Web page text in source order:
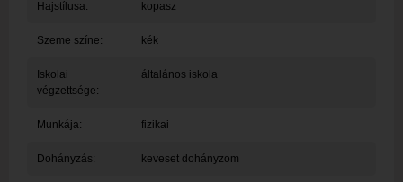
Hajstílusa: kopasz
Szeme színe: kék
Iskolai
végzettsége:
általános iskola
Munkája: fizikai
Dohányzás: keveset dohányzom